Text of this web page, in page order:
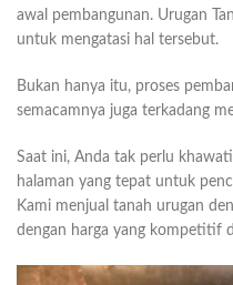
awal pembangunan. Urugan
untuk mengatasi hal tersebut.
Bukan hanya itu, proses
semacamnya juga terkadang
Saat ini, Anda tak perlu
halaman yang tepat untuk
Kami menjual tanah urugan
dengan harga yang kompetitif